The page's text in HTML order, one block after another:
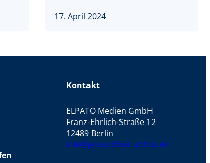
17. April 2024
Kontakt
ELPATO Medien GmbH
Franz-Ehrlich-Straße 12
12489 Berlin
info@gesundheit-adhoc.de